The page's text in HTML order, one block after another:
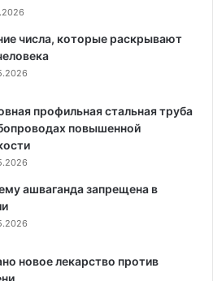
числа, которые раскрывают
профильная стальная труба
повышенной
ашваганда запрещена в
новое лекарство против